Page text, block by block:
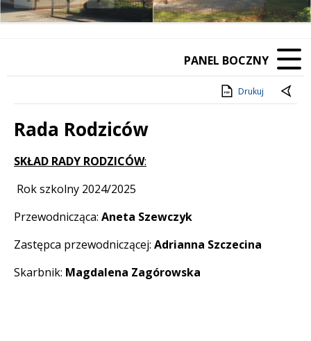
Poprzedni Element
Następny Element
PANEL BOCZNY
Drukuj
Rada Rodziców
Treść
SKŁAD RADY RODZICÓW:
Rok szkolny 2024/2025
Przewodnicząca: Aneta Szewczyk
Zastępca przewodniczącej: Adrianna Szczecina
Skarbnik: Magdalena Zagórowska